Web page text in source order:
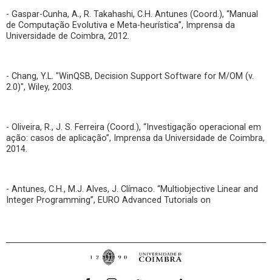
- Gaspar-Cunha, A., R. Takahashi, C.H. Antunes (Coord.), “Manual
de Computação Evolutiva e Meta-heurística”, Imprensa da
Universidade de Coimbra, 2012.
- Chang, Y.L. "WinQSB, Decision Support Software for M/OM (v.
2.0)", Wiley, 2003.
- Oliveira, R., J. S. Ferreira (Coord.), “Investigação operacional em
ação: casos de aplicação”, Imprensa da Universidade de Coimbra,
2014.
- Antunes, C.H., M.J. Alves, J. Clímaco. “Multiobjective Linear and
Integer Programming”, EURO Advanced Tutorials on